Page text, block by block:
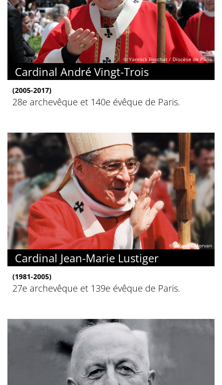
© Yannick Boschat / Diocèse de Paris
Cardinal André Vingt-Trois
(2005-2017)
28e archevêque et 140e évêque de Paris.
© Jacques Morvan
Cardinal Jean-Marie Lustiger
(1981-2005)
27e archevêque et 139e évêque de Paris.